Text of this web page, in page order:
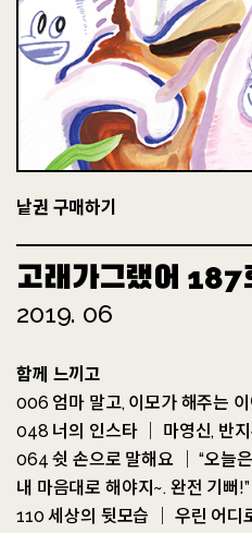
낱권 구매하기
고래가그랬어 187
2019. 06
함께 느끼고
006 엄마 말고, 이모가 해주는 이
048 너의 인스타 ｜ 마영신, 반
064 쉿 손으로 말해요 ｜ “오늘
내 마음대로 해야지~. 완전 기뻐
110 세상의 뒷모습 ｜ 우린 어디